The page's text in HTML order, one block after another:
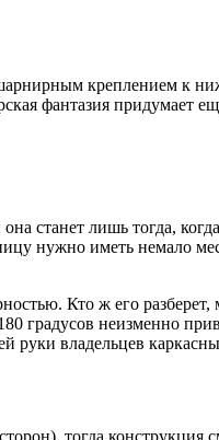
креплением к
фантазия придумает
станет лишь тогда,
нужно иметь немало
Кто ж его
градусов неизменно
руки владельцев